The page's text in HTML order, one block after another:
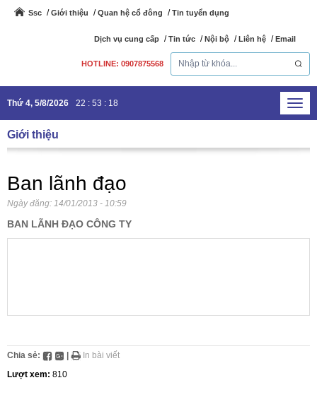
Ssc Giới thiệu Quan hệ cổ đông Tin tuyển dụng
Dịch vụ cung cấp Tin tức Nội bộ Liên hệ Email
HOTLINE: 0907875568
Thứ 4, 5/8/2026 22 : 53 : 18
Giới thiệu
Ban lãnh đạo
Ngày đăng: 14/01/2013 - 10:59
BAN LÃNH ĐẠO CÔNG TY
Chia sẻ:
In bài viết
Lượt xem: 810